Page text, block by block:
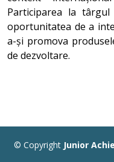
Participarea la
oportunitatea de a
a-și promova
de dezvoltare.
© Copyright Junior